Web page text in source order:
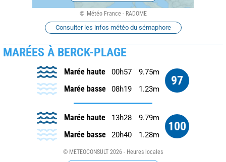
Météo France - RADOME
Consulter les infos météo du sémaphore
MARÉES À BERCK-PLAGE
97
Marée haute 00h57 9.75m
Marée basse 08h19 1.23m
100
Marée haute 13h28 9.79m
Marée basse 20h40 1.28m
© METEOCONSULT 2026 - Heures locales